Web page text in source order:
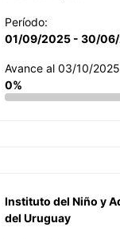
Período:
01/09/2025 - 30/
Avance al 03/10/
0%
Instituto del Niño y
del Uruguay